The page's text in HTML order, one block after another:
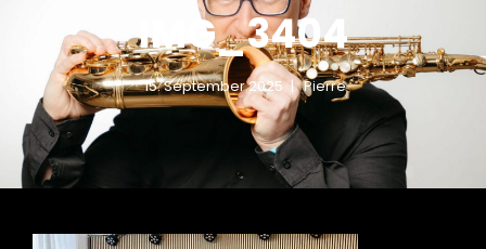
IMG_3404
15. September 2025 Pierre